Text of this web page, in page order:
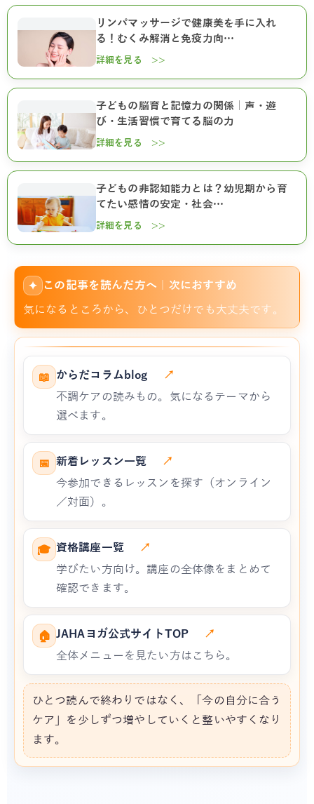
リンパマッサージで健康美を手に入れ
る！むくみ解消と免疫力向…
詳細を見る >>
子どもの脳育と記憶力の関係｜声・遊
び・生活習慣で育てる脳の力
詳細を見る >>
子どもの非認知能力とは？幼児期から育
てたい感情の安定・社会…
詳細を見る >>
✦ この記事を読んだ方へ｜次におすすめ
気になるところから、ひとつだけでも大丈夫です。
📖 からだコラムblog
↗
不調ケアの読みもの。気になるテーマから
選べます。
📅 新着レッスン一覧
↗
今参加できるレッスンを探す（オンライン
／対面）。
🎓 資格講座一覧
↗
学びたい方向け。講座の全体像をまとめて
確認できます。
🏠 JAHAヨガ公式サイトTOP
↗
全体メニューを見たい方はこちら。
ひとつ読んで終わりではなく、「今の自分に合う
ケア」を少しずつ増やしていくと整いやすくなり
ます。